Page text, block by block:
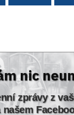
nic
zprávy z
našem